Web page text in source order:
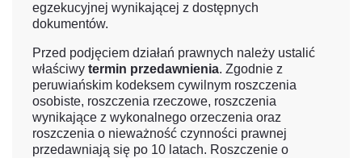
egzekucyjnej wynikającej z dostępnych
dokumentów.
Przed podjęciem działań prawnych należy ustalić
właściwy termin przedawnienia. Zgodnie z
peruwiańskim kodeksem cywilnym roszczenia
osobiste, roszczenia rzeczowe, roszczenia
wynikające z wykonalnego orzeczenia oraz
roszczenia o nieważność czynności prawnej
przedawniają się po 10 latach. Roszczenie o